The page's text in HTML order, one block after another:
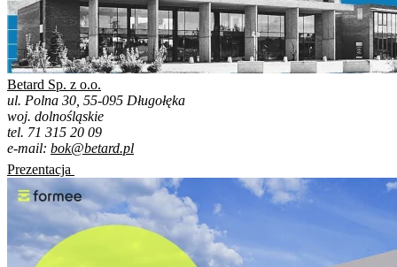
Betard Sp. z o.o.
ul. Polna 30, 55-095 Długołęka
woj. dolnośląskie
tel. 71 315 20 09
e-mail: bok@betard.pl
Prezentacja